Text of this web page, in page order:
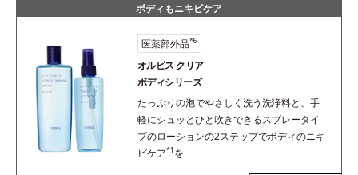
ボディもニキビケア
医薬部外品*6
オルビス クリア
ボディシリーズ
たっぷりの泡でやさしく洗う洗浄料と、手
軽にシュッとひと吹きできるスプレータイ
プのローションの2ステップでボディのニキ
ビケア*1 を